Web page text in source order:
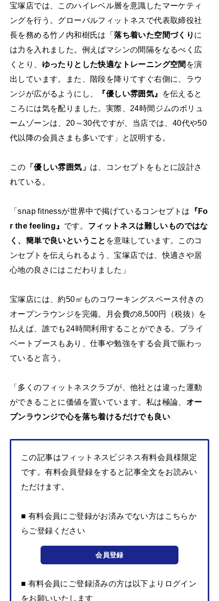
宝塚店では、このハイレベル層を意識したマーケティ
ングを行う。グローバルフィットネスで代表取締役社
長を務める竹ノ内和樹氏は「落ち着いた空間づくり に
は力を入れました。例えばマシンの間隔をなるべく広
くとり、 ゆったりとした快適なトレーニング空間 を演
出しています。また、階段を降りてすぐ右側に、ラウ
ンジが広がるようにし、
『優しい雰囲気』
を伝えると
ころには気を配りました。実際、24時間ジムのボリュ
ームゾーンは、20～30代ですが、当店では、40代や50
代以降の会員さまも多いです」と説明する。
この 「優しい雰囲気」 は、コンセプトをもとに設計さ
れている。
「snap fitnessが世界中で掲げているコンセプトは 『Fo
r the feeling』 です。 フィットネスは難しいものではな
く、簡単で良いということ を意味しています。このコ
ンセプトを伝えられるよう、宝塚店では、快適さや居
心地の良さにはこだわりました」
宝塚店には、約50㎡ものコワーキングスペース付きの
オープンラウンジを完備。月会費の8,500円（税抜）を
払えば、誰でも24時間利用することができる。プライ
ベートブースもあり、仕事や勉強をする会員で賑わっ
ていると言う。
「多くのフィットネスクラブが、他社とは違った運動
ができることに価値を置いています。私は極論、 オー
プンラウンジで心を落ち着けるだけでも良い
この記事はフィットネスビジネス有料会員様限定
です。有料会員登録をすると記事全文をお読みい
ただけます。
■ 有料会員にご登録がお済みでない方はこちらか
らご登録ください
会員登録
■ 有料会員にご登録済みの方は以下よりログイン
をお願いいたします